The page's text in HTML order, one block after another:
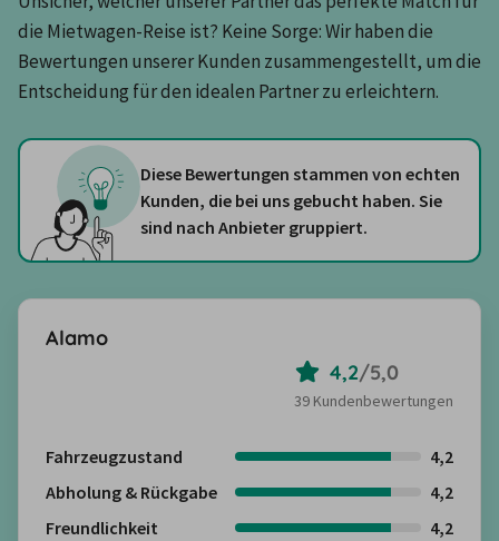
die Mietwagen-Reise ist? Keine Sorge: Wir haben die
Bewertungen unserer Kunden zusammengestellt, um die
Entscheidung für den idealen Partner zu erleichtern.
Diese Bewertungen stammen von echten
Kunden, die bei uns gebucht haben. Sie
sind nach Anbieter gruppiert.
Alamo
4,2/5,0
39 Kundenbewertungen
Fahrzeugzustand
4,2
Abholung & Rückgabe
4,2
Freundlichkeit
4,2